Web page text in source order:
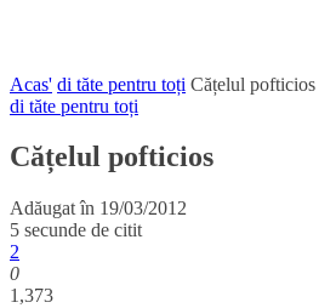
Acas' di tăte pentru toți Cățelul pofticios
di tăte pentru toți
Cățelul pofticios
Adăugat în 19/03/2012
5 secunde de citit
2
0
1,373